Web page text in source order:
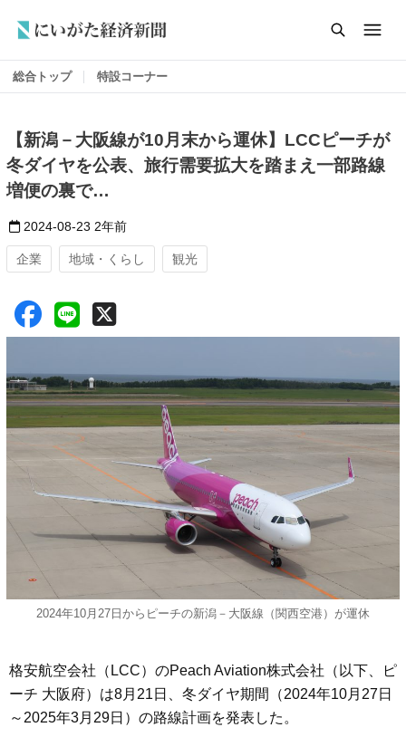
総合トップ 特設コーナー
【新潟－大阪線が10月末から運休】LCCピーチが
冬ダイヤを公表、旅行需要拡大を踏まえ一部路線
増便の裏で…
2024-08-23 2年前
企業 地域・くらし 観光
2024年10月27日からピーチの新潟－大阪線（関西空港）が運休
格安航空会社（LCC）のPeach Aviation株式会社（以下、ピ
ーチ 大阪府）は8月21日、冬ダイヤ期間（2024年10月27日
～2025年3月29日）の路線計画を発表した。